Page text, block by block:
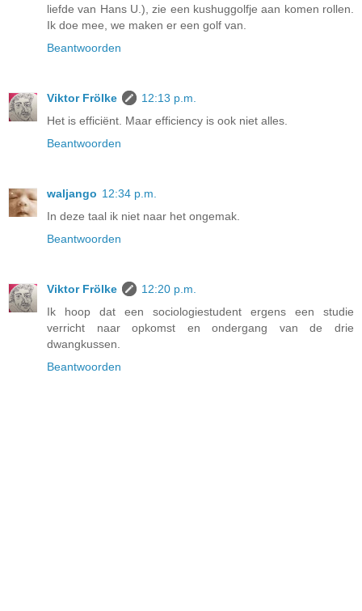
liefde van Hans U.), zie een kushuggolfje aan komen rollen.
Ik doe mee, we maken er een golf van.
Beantwoorden
Viktor Frölke
12:13 p.m.
Het is efficiënt. Maar efficiency is ook niet alles.
Beantwoorden
waljango 12:34 p.m.
In deze taal ik niet naar het ongemak.
Beantwoorden
Viktor Frölke
12:20 p.m.
Ik hoop dat een sociologiestudent ergens een studie
verricht naar opkomst en ondergang van de drie
dwangkussen.
Beantwoorden